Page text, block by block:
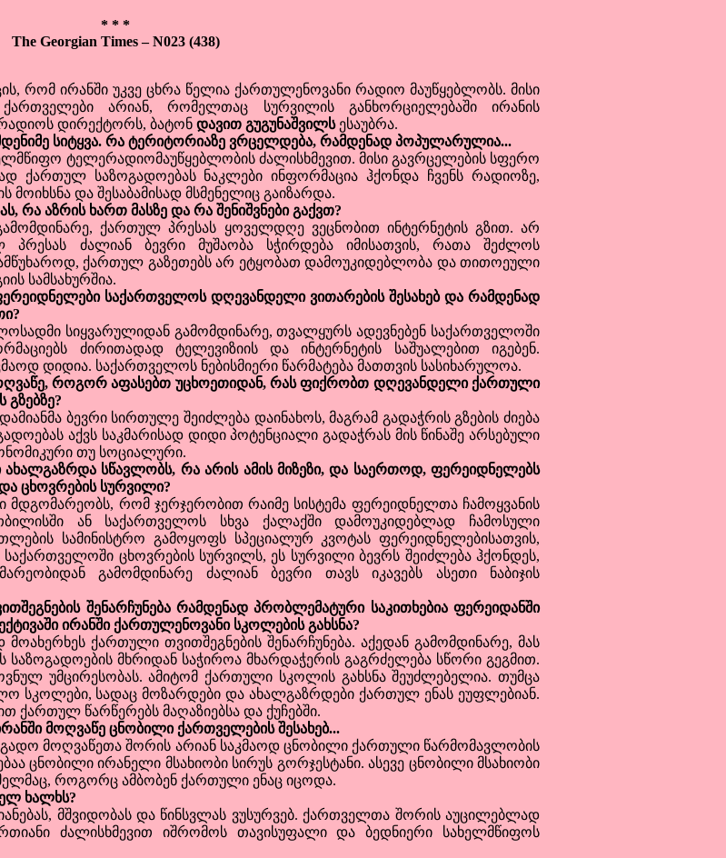
* * *
The Georgian Times – N023 (438)
რომ ირანში უკვე ცხრა წელია ქართულენოვანი რადიო მაუწყებლობს. მისი
არიან, რომელთაც სურვილის განხორციელებაში ირანის
რადიოს დირექტორს, ბატონ დავით გუგუნაშვილსესაუბრა.
სიტყვა. რა ტერიტორიაზე ვრცელდება, რამდენად პოპულარულია...
ტელერადიომაუწყებლობის ძალისხმევით. მისი გავრცელების სფერო
ქართულ საზოგადოებას ნაკლები ინფორმაცია ჰქონდა ჩვენს რადიოზე,
და შესაბამისად მსმენელიც გაიზარდა.
აზრის ხართ მასზე და რა შენიშვნები გაქვთ?
ქართულ პრესას ყოველდღე ვეცნობით ინტერნეტის გზით. არ
ძალიან ბევრი მუშაობა სჭირდება იმისათვის, რათა შეძლოს
ქართულ გაზეთებს არ ეტყობათ დამოუკიდებლობა და თითოეული
სამსახურშია.
საქართველოს დღევანდელი ვითარების შესახებ და რამდენად
სიყვარულიდან გამომდინარე, თვალყურს ადევნებენ საქართველოში
ძირითადად ტელევიზიის და ინტერნეტის საშუალებით იგებენ.
დიდია. საქართველოს ნებისმიერი წარმატება მათთვის სასიხარულოა.
როგორ აფასებთ უცხოეთიდან, რას ფიქრობთ დღევანდელი ქართული
ბევრი სირთულე შეიძლება დაინახოს, მაგრამ გადაჭრის გზების ძიება
აქვს საკმარისად დიდი პოტენციალი გადაჭრას მის წინაშე არსებული
თუ სოციალური.
სწავლობს, რა არის ამის მიზეზი, და საერთოდ, ფერეიდნელებს
ცხოვრების სურვილი?
რომ ჯერჯერობით რაიმე სისტემა ფერეიდნელთა ჩამოყვანის
ან საქართველოს სხვა ქალაქში დამოუკიდებლად ჩამოსული
სამინისტრო გამოყოფს სპეციალურ კვოტას ფერეიდნელებისათვის,
საქართველოში ცხოვრების სურვილს, ეს სურვილი ბევრს შეიძლება ჰქონდეს,
გამომდინარე ძალიან ბევრი თავს იკავებს ასეთი ნაბიჯის
შენარჩუნება რამდენად პრობლემატური საკითხებია ფერეიდანში
ირანში ქართულენოვანი სკოლების გახსნა?
ქართული თვითშეგნების შენარჩუნება. აქედან გამომდინარე, მას
მხრიდან საჭიროა მხარდაჭერის გაგრძელება სწორი გეგმით.
უმცირესობას. ამიტომ ქართული სკოლის გახსნა შეუძლებელია. თუმცა
სკოლები, სადაც მოზარდები და ახალგაზრდები ქართულ ენას ეუფლებიან.
ქართულ წარწერებს მაღაზიებსა და ქუჩებში.
მოღვაწე ცნობილი ქართველების შესახებ...
მოღვაწეთა შორის არიან საკმაოდ ცნობილი ქართული წარმომავლობის
ცნობილი ირანელი მსახიობი სირუს გორჯესტანი. ასევე ცნობილი მსახიობი
როგორც ამბობენ ქართული ენაც იცოდა.
ხალხს?
მშვიდობას და წინსვლას ვუსურვებ. ქართველთა შორის აუცილებლად
ძალისხმევით იშრომოს თავისუფალი და ბედნიერი სახელმწიფოს